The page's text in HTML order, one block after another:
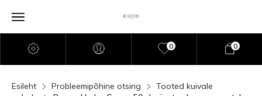
0 0
Esileht Probleemipõhine otsing
Tooted kuivale